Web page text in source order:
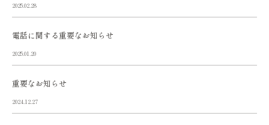
2025.02.28
電話に関する重要なお知らせ
2025.01.20
重要なお知らせ
2024.12.27